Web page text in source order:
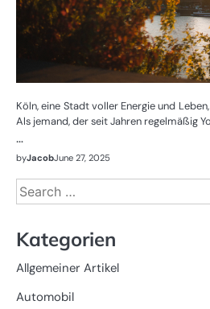
Köln, eine Stadt voller Energie und
Als jemand, der seit Jahren regelmäßig
…
byJacobJune 27, 2025
Search
for:
Kategorien
Allgemeiner Artikel
Automobil